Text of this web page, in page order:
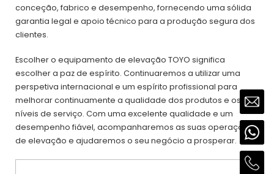
conceção, fabrico e desempenho, fornecendo uma sólida
garantia legal e apoio técnico para a produção segura dos
clientes.
Escolher o equipamento de elevação TOYO significa
escolher a paz de espírito. Continuaremos a utilizar uma
perspetiva internacional e um espírito profissional para
melhorar continuamente a qualidade dos produtos e os
níveis de serviço. Com uma excelente qualidade e um
desempenho fiável, acompanharemos as suas operações
de elevação e ajudaremos o seu negócio a prosperar.